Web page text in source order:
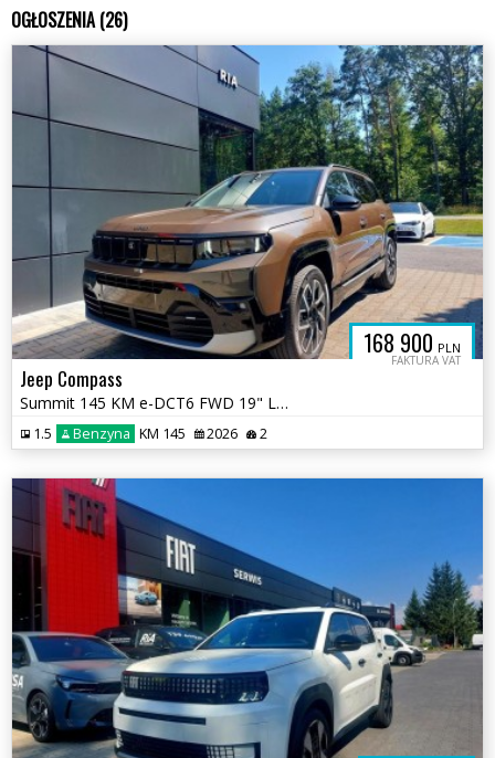
OGŁOSZENIA (26)
168 900 PLN
FAKTURA VAT
Jeep Compass
Summit 145 KM e-DCT6 FWD 19" LED Matrix Kamera 360 ADAS
1.5 Benzyna KM 145 2026 2